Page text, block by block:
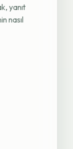
yanıt
nasıl